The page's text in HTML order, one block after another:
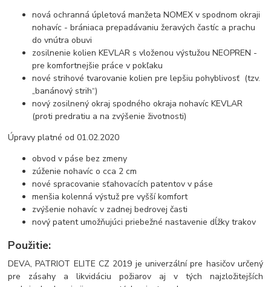
nová ochranná úpletová manžeta NOMEX v spodnom okraji
nohavíc - brániaca prepadávaniu žeravých častíc a prachu
do vnútra obuvi
zosilnenie kolien KEVLAR s vloženou výstužou NEOPREN -
pre komfortnejšie práce v pokľaku
nové strihové tvarovanie kolien pre lepšiu pohyblivosť (tzv.
„banánový strih“)
nový zosilnený okraj spodného okraja nohavíc KEVLAR
(proti predratiu a na zvýšenie životnosti)
Úpravy platné od 01.02.2020
obvod v páse bez zmeny
zúženie nohavíc o cca 2 cm
nové spracovanie sťahovacích patentov v páse
menšia kolenná výstuž pre vyšší komfort
zvýšenie nohavíc v zadnej bedrovej časti
nový patent umožňujúci priebežné nastavenie dĺžky trakov
Použitie:
DEVA, PATRIOT ELITE CZ 2019 je univerzální pre hasičov určený
pre zásahy a likvidáciu požiarov aj v tých najzložitejších